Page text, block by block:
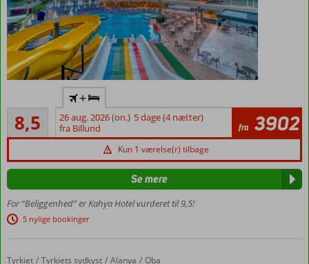
til
Gazipasa
Ved
stranden
Tæt ved
centrum
Værelser
8,5
Alletiders
581
anmeldelser
+
26 aug. 2026 (on.) 5 dage (4 nætter)
fra Billund
fra 3902
Kun 1 værelse(r) tilbage
For “Beliggenhed” er Kahya Hotel vurderet til 9,5!
5 nylige bookinger
Se mere
Forside
Tyrkiet Tyrkiets sydkyst Alanya Oba
Kaila Beach Hotel